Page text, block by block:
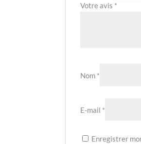
Votre avis *
Nom *
E-mail *
Enregistrer